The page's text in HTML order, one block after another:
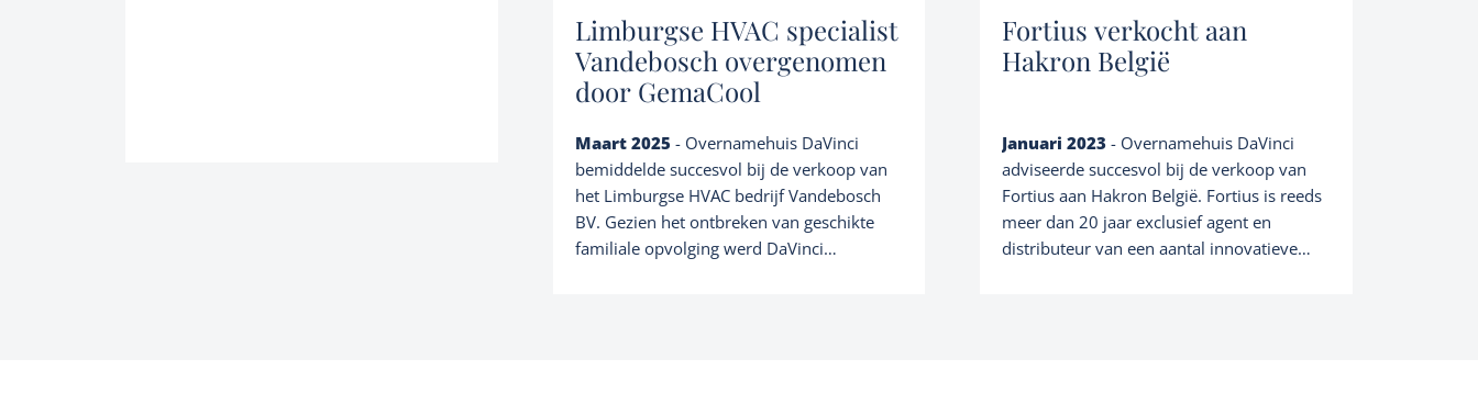
Limburgse HVAC specialist
Vandebosch overgenomen
door GemaCool
Maart 2025 - Overnamehuis DaVinci
bemiddelde succesvol bij de verkoop van
het Limburgse HVAC bedrijf Vandebosch
BV. Gezien het ontbreken van geschikte
familiale opvolging werd DaVinci
Fortius verkocht aan
Hakron België
Januari 2023- Overnamehuis DaVinci
adviseerde succesvol bij de verkoop van
Fortius aan Hakron België. Fortius is reeds
meer dan 20 jaar exclusief agent en
distributeur van een aantal innovatieve